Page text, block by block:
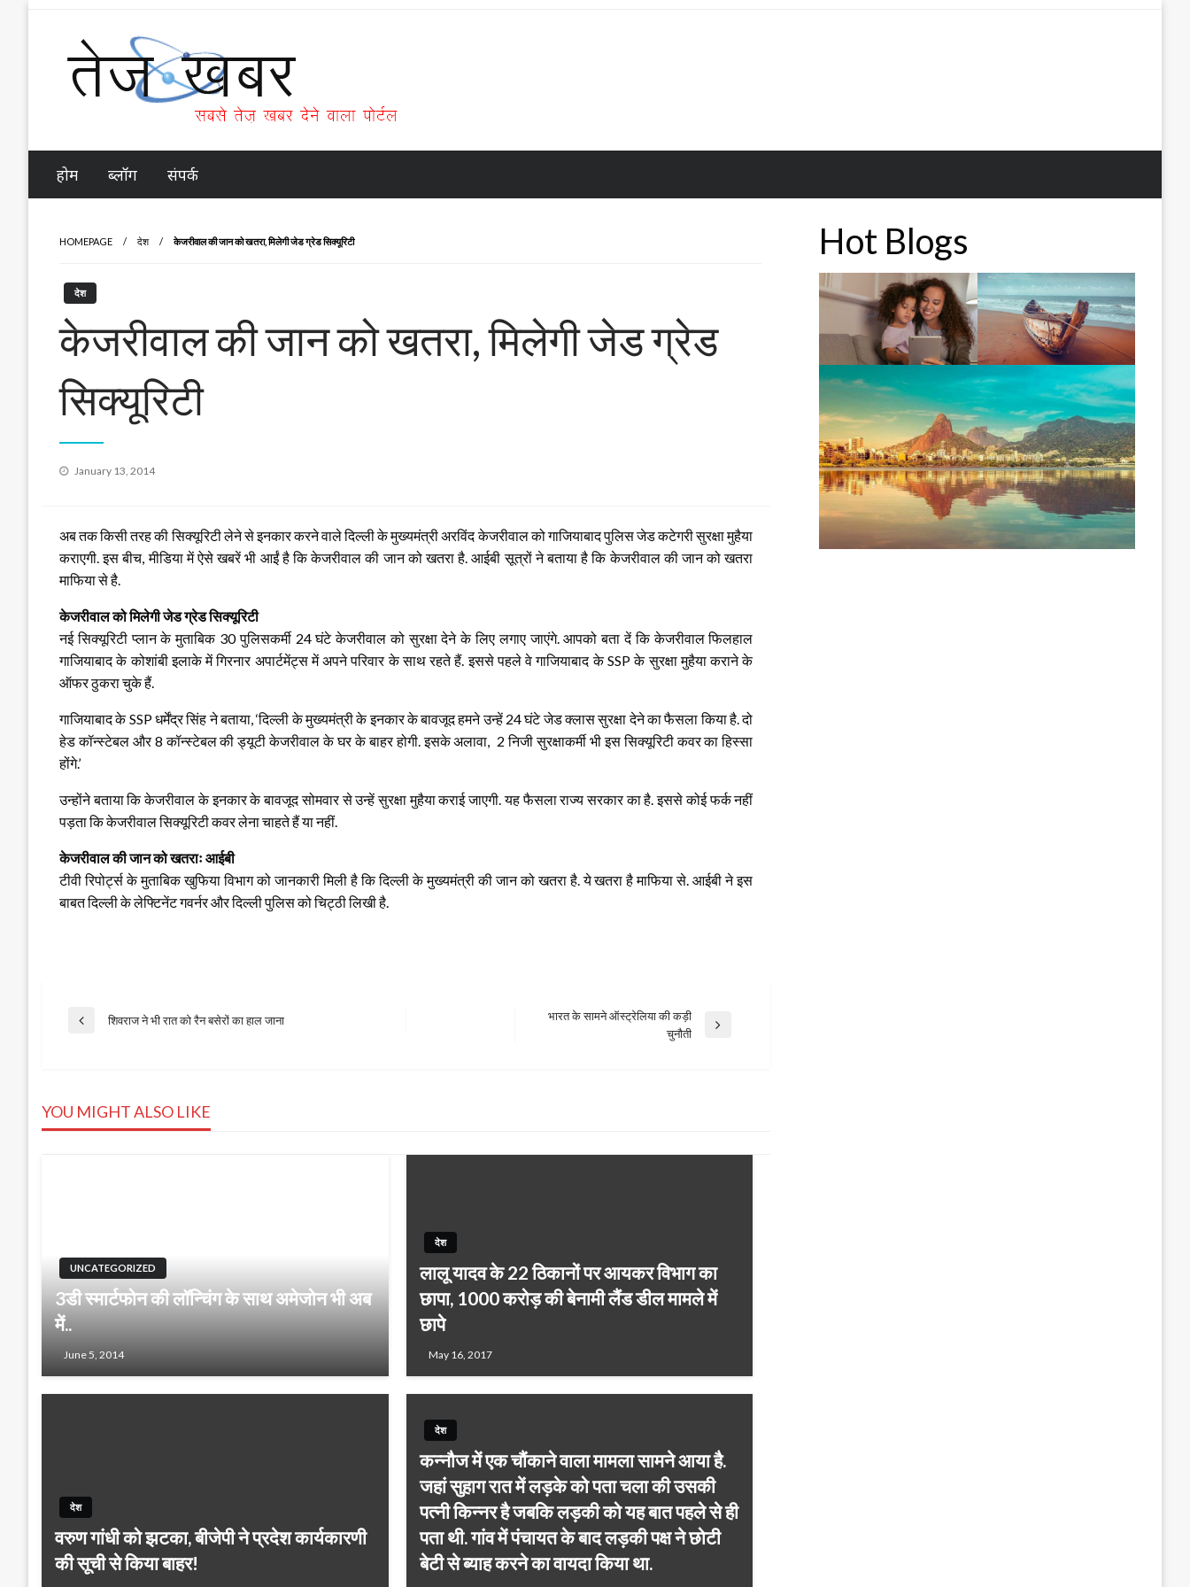
Tez Khabar
होम ब्लॉग संपर्क
HOMEPAGE देश केजरीवाल की जान को खतरा, मिलेगी जेड ग्रेड सिक्यूरिटी
देश
केजरीवाल की जान को खतरा, मिलेगी जेड ग्रेड
सिक्यूरिटी
Posted
January 13, 2014
अब तक किसी तरह की सिक्यूरिटी लेने से इनकार करने वाले दिल्ली के मुख्यमंत्री अरविंद केजरीवाल को गाजियाबाद पुलिस जेड कटेगरी सुरक्षा मुहैया
कराएगी. इस बीच, मीडिया में ऐसे खबरें भी आईं है कि केजरीवाल की जान को खतरा है. आईबी सूत्रों ने बताया है कि केजरीवाल की जान को खतरा
माफिया से है.
केजरीवाल को मिलेगी जेड ग्रेड सिक्यूरिटी
नई सिक्यूरिटी प्लान के मुताबिक 30 पुलिसकर्मी 24 घंटे केजरीवाल को सुरक्षा देने के लिए लगाए जाएंगे. आपको बता दें कि केजरीवाल फिलहाल
गाजियाबाद के कोशांबी इलाके में गिरनार अपार्टमेंट्स में अपने परिवार के साथ रहते हैं. इससे पहले वे गाजियाबाद के SSP के सुरक्षा मुहैया कराने के
ऑफर ठुकरा चुके हैं.
गाजियाबाद के SSP धर्मेंद्र सिंह ने बताया, ‘दिल्ली के मुख्यमंत्री के इनकार के बावजूद हमने उन्हें 24 घंटे जेड क्लास सुरक्षा देने का फैसला किया है. दो
हेड कॉन्स्टेबल और 8 कॉन्स्टेबल की ड्यूटी केजरीवाल के घर के बाहर होगी. इसके अलावा, 2 निजी सुरक्षाकर्मी भी इस सिक्यूरिटी कवर का हिस्सा
होंगे.’
उन्होंने बताया कि केजरीवाल के इनकार के बावजूद सोमवार से उन्हें सुरक्षा मुहैया कराई जाएगी. यह फैसला राज्य सरकार का है. इससे कोई फर्क नहीं
पड़ता कि केजरीवाल सिक्यूरिटी कवर लेना चाहते हैं या नहीं.
केजरीवाल की जान को खतराः आईबी
टीवी रिपोर्ट्स के मुताबिक खुफिया विभाग को जानकारी मिली है कि दिल्ली के मुख्यमंत्री की जान को खतरा है. ये खतरा है माफिया से. आईबी ने इस
बाबत दिल्ली के लेफ्टिनेंट गवर्नर और दिल्ली पुलिस को चिट्ठी लिखी है.
Post
Previous
शिवराज ने भी रात को रैन बसेरों का हाल जाना
भारत के सामने ऑस्ट्रेलिया की कड़ी
चुनौती
YOU MIGHT ALSO LIKE
UNCATEGORIZED
3डी स्मार्टफोन की लॉन्चिंग के साथ अमेजोन भी अब
में..
June 5, 2014
देश
लालू यादव के 22 ठिकानों पर आयकर विभाग का
छापा, 1000 करोड़ की बेनामी लैंड डील मामले में
छापे
May 16, 2017
देश
वरुण गांधी को झटका, बीजेपी ने प्रदेश कार्यकारणी
की सूची से किया बाहर!
देश
कन्नौज में एक चौंकाने वाला मामला सामने आया है.
जहां सुहाग रात में लड़के को पता चला की उसकी
पत्नी किन्नर है जबकि लड़की को यह बात पहले से ही
पता थी. गांव में पंचायत के बाद लड़की पक्ष ने छोटी
बेटी से ब्याह करने का वायदा किया था.
Hot Blogs